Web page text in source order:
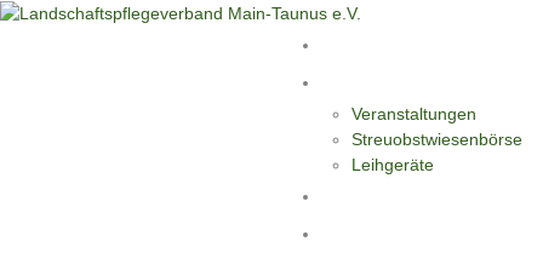
Veranstaltungen
Streuobstwiesenbörse
Leihgeräte